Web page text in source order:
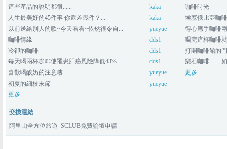
kaka
這些產品的說明都很......
kaka
人生最美好的45件事 你還差幾件？...
yueyue
以前送給別人的歌~今天看看~依然很令自...
dds1
咖啡情緣
dds1
冷卻的咖啡
dds1
每天喝兩杯咖啡使罹患肝癌風險降低43%...
yueyue
喜歡喝酸奶的注意嘍
yueyue
初夏的細枝末節
更多……
咖啡時光
埃塞俄比亞咖
得心應手咖啡
喝完這杯咖啡
打開咖啡館的
樂石咖啡——
更多……
交換連結
阿里山全方位旅遊 SCLUB免費論壇申請